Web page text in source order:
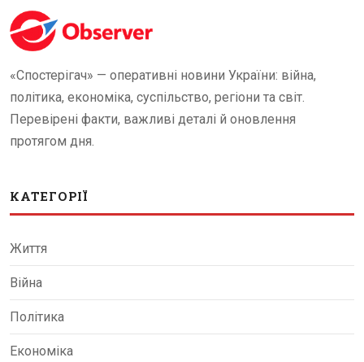
«Спостерігач» — оперативні новини України: війна,
політика, економіка, суспільство, регіони та світ.
Перевірені факти, важливі деталі й оновлення
протягом дня.
КАТЕГОРІЇ
Життя
Війна
Політика
Економіка